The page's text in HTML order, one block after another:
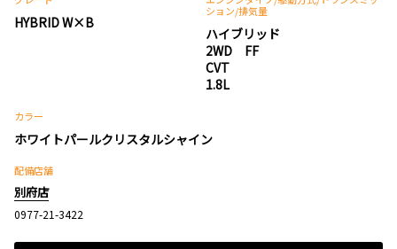
HYBRID W×B
ション/排気量
ハイブリッド
2WD FF
CVT
1.8L
カラー
ホワイトパールクリスタルシャイン
配備店舗
別府店
0977-21-3422